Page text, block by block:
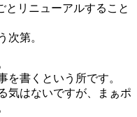
とリニューアルすること
次第。
を書くという所です。
気はないですが、まぁポ